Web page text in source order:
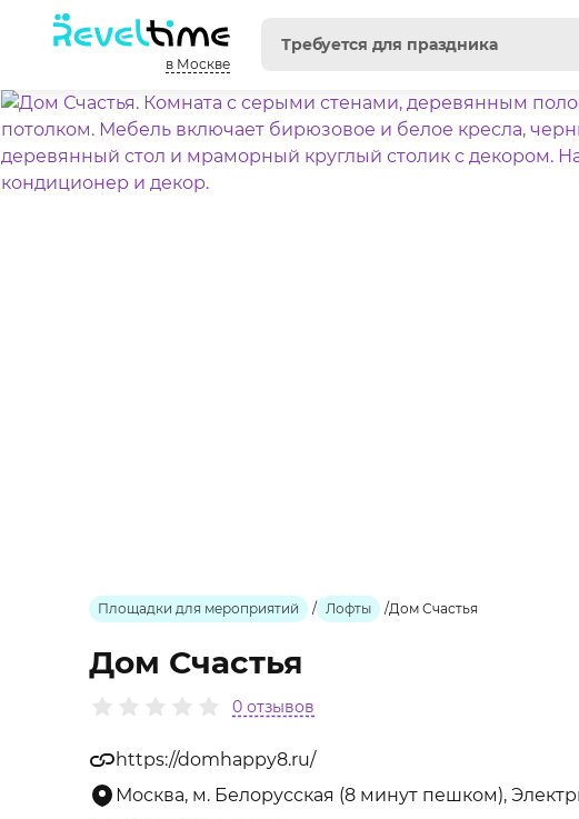
в Москве
Площадки для мероприятий / Лофты /Дом Счастья
Дом Счастья
0 отзывов
https://domhappy8.ru/
Москва, м. Белорусская (8 минут пешком),